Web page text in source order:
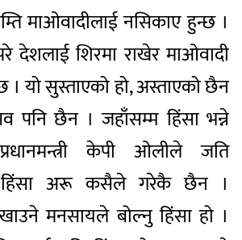
माओवादीलाई नसिकाए हुन्छ ।
देशलाई शिरमा राखेर माओवादी
यो सुस्ताएको हो, अस्ताएको छैन
पनि छैन । जहाँसम्म हिंसा भन्ने
केपी ओलीले जति
हिंसा अरू कसैले गरेकै छैन ।
मनसायले बोल्नु हिंसा हो ।